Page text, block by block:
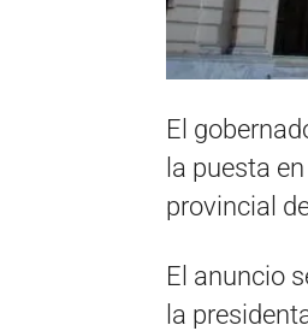
El
la puesta
provincial
El anuncio
la